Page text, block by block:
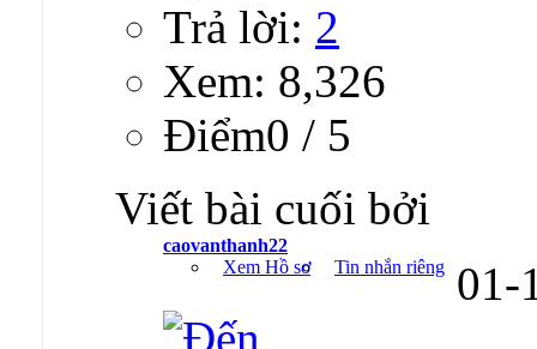
Trả lời: 2
Xem: 8,326
Ðiểm0 / 5
Viết bài cuối bởi
caovanthanh22
Xem Hồ sơ
Tin nhắn riêng 01-